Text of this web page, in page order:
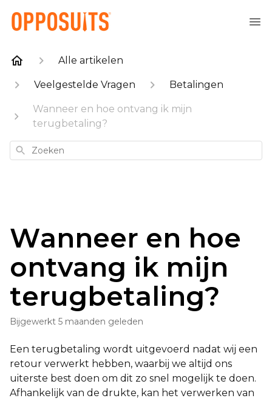
Alle artikelen
Veelgestelde Vragen Betalingen
Wanneer en hoe ontvang ik mijn
terugbetaling?
Zoeken
Wanneer en hoe
ontvang ik mijn
terugbetaling?
Bijgewerkt 5 maanden geleden
Een terugbetaling wordt uitgevoerd nadat wij een
retour verwerkt hebben, waarbij we altijd ons
uiterste best doen om dit zo snel mogelijk te doen.
Afhankelijk van de drukte, kan het verwerken van